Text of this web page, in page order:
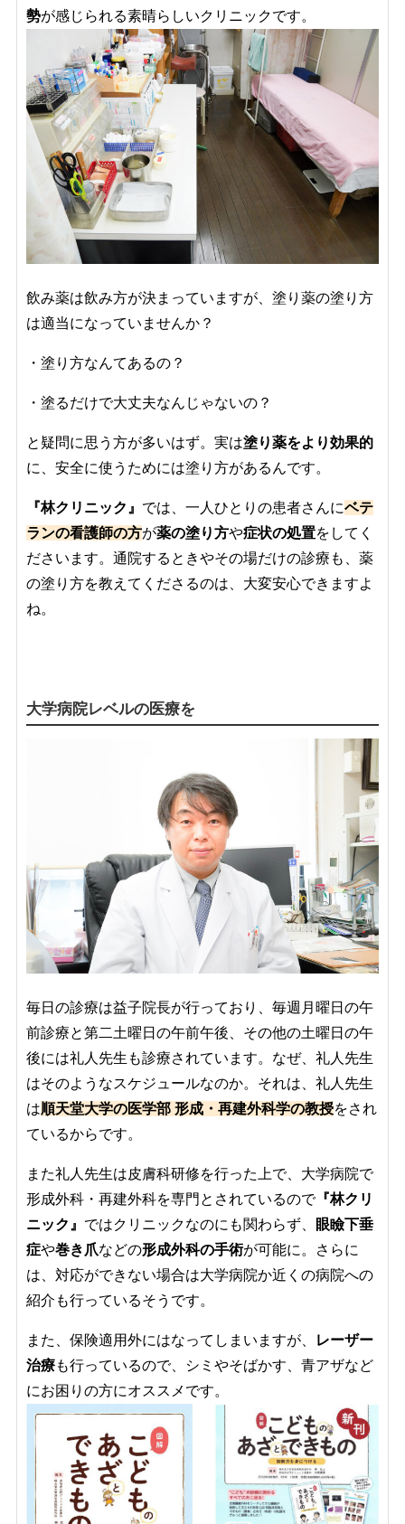
勢が感じられる素晴らしいクリニックです。
飲み薬は飲み方が決まっていますが、塗り薬の塗り方
は適当になっていませんか？
・塗り方なんてあるの？
・塗るだけで大丈夫なんじゃないの？
と疑問に思う方が多いはず。実は塗り薬をより効果的
に、安全に使うためには塗り方があるんです。
『林クリニック』 では、一人ひとりの患者さんにベテ
ランの看護師の方が薬の塗り方や症状の処置をしてく
ださいます。通院するときやその場だけの診療も、薬
の塗り方を教えてくださるのは、大変安心できますよ
ね。
大学病院レベルの医療を
毎日の診療は益子院長が行っており、毎週月曜日の午
前診療と第二土曜日の午前午後、その他の土曜日の午
後には礼人先生も診療されています。なぜ、礼人先生
はそのようなスケジュールなのか。それは、礼人先生
は順天堂大学の医学部 形成・再建外科学の教授をされ
ているからです。
また礼人先生は皮膚科研修を行った上で、大学病院で
形成外科・再建外科を専門とされているので『林クリ
ニック』 ではクリニックなのにも関わらず、
眼瞼下垂
症や巻き爪などの形成外科の手術が可能に。さらに
は、対応ができない場合は大学病院か近くの病院への
紹介も行っているそうです。
また、保険適用外にはなってしまいますが、
レーザー
治療も行っているので、シミやそばかす、青アザなど
にお困りの方にオススメです。